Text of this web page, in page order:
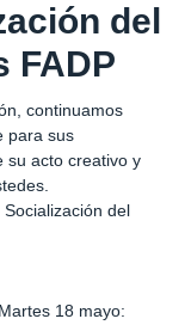
del
FADP
continuamos
para sus
su acto creativo y
del
18 mayo: